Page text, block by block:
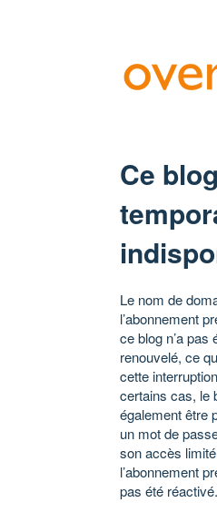
Ce
Le nom de
l’abonnement
ce blog n’a pas
renouvelé, ce
cette
certains cas, le
également être
un mot de
son accès
l’abonnement
pas été réactivé.